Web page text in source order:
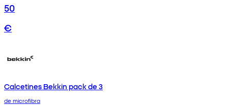
50
€
Calcetines Bekkin pack de 3
de microfibra